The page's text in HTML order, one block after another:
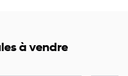
à vendre